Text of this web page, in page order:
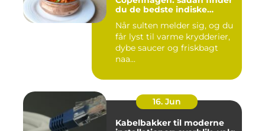
du de bedste indiske
Når sulten melder sig, og du
får lyst til varme krydderier,
dybe saucer og friskbagt
naa...
16. Jun
Kabelbakker til moderne